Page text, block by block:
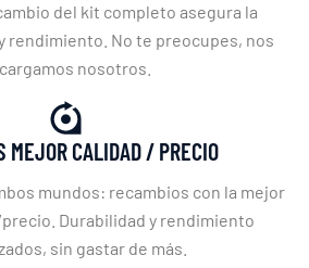
del kit completo asegura la
rendimiento. No te preocupes, nos
nosotros.
MEJOR CALIDAD / PRECIO
mundos: recambios con la mejor
Durabilidad y rendimiento
sin gastar de más.